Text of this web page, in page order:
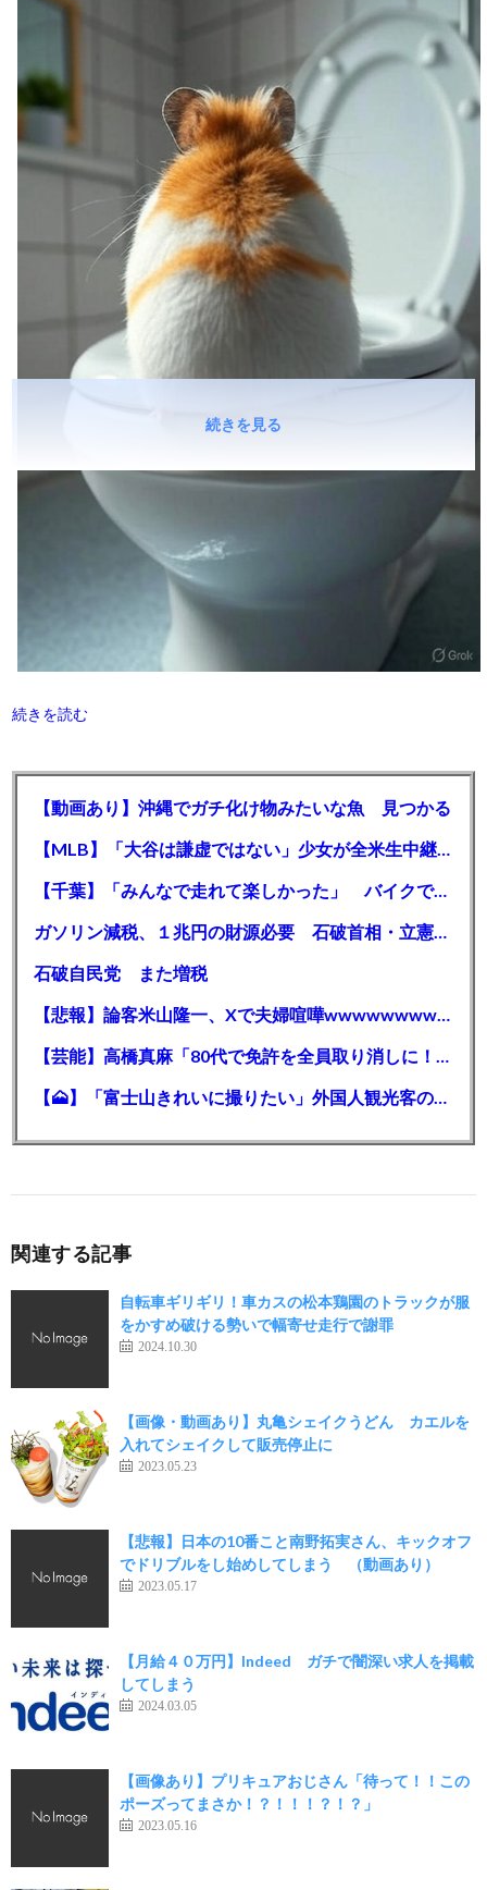
続きを読む
続きを見る
【動画あり】沖縄でガチ化け物みたいな魚 見つかる
【MLB】「大谷は謙虚ではない」少女が全米生中継で突然の大谷翔平批判 サイン無視された過去明かす
【千葉】「みんなで走れて楽しかった」 バイクでバースデー集団暴走 男女５７人を書類送検 SNSで参加者募る
ガソリン減税、１兆円の財源必要 石破首相・立憲野田氏「財源は死に物狂いで確保しなければならない」「本当に死に物狂いで」
石破自民党 また増税
【悲報】論客米山隆一、Xで夫婦喧嘩wwwwwwwwwwww
【芸能】高橋真麻「80代で免許を全員取り消しに！」 高齢ドライバーの事故問題で、高齢者の運転免許取り消し法を提案
【🗻】「富士山きれいに撮りたい」外国人観光客のレンタカー事故が急増…「ハンドルが逆で慣れず」、道の狭さも
関連する記事
自転車ギリギリ！車カスの松本鶏園のトラックが服
をかすめ破ける勢いで幅寄せ走行で謝罪
2024.10.30
【画像・動画あり】丸亀シェイクうどん カエルを
入れてシェイクして販売停止に
2023.05.23
【悲報】日本の10番こと南野拓実さん、キックオフ
でドリブルをし始めしてしまう （動画あり）
2023.05.17
【月給４０万円】Indeed ガチで闇深い求人を掲載
してしまう
2024.03.05
【画像あり】プリキュアおじさん「待って！！この
ポーズってまさか！？！！！？！？」
2023.05.16